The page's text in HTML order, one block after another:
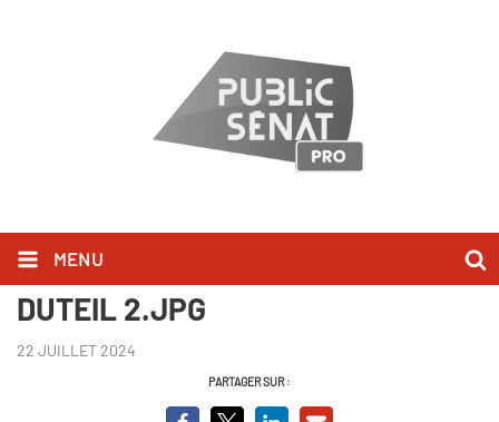
MENU
ROUTE DU FRETO AVEC YVES
DUTEIL 2.JPG
22 JUILLET 2024
PARTAGER SUR :